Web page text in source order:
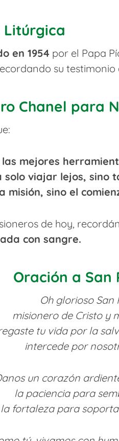
Litúrgica
en 1954 por el Papa
su
Chanel para
mejores
solo viajar lejos,
misión, sino el
de hoy,
con sangre.
Oración a San
Oh glorioso San
misionero de Cristo y
tu vida por la
intercede por
un corazón
la paciencia para
fortaleza para